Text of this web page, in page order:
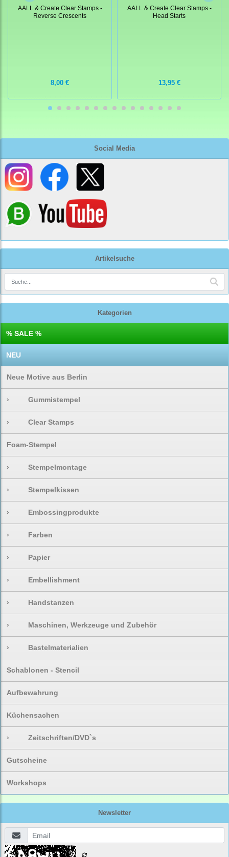
Social Media
Artikelsuche
Kategorien
% SALE %
NEU
Neue Motive aus Berlin
› Gummistempel
› Clear Stamps
Foam-Stempel
› Stempelmontage
› Stempelkissen
› Embossingprodukte
› Farben
› Papier
› Embellishment
› Handstanzen
› Maschinen, Werkzeuge und Zubehör
› Bastelmaterialien
Schablonen - Stencil
Aufbewahrung
Küchensachen
› Zeitschriften/DVD`s
Gutscheine
Workshops
Newsletter
AALL & Create Clear Stamps -
Reverse Crescents
8,00 €
AALL & Create Clear Stamps -
Head Starts
13,95 €